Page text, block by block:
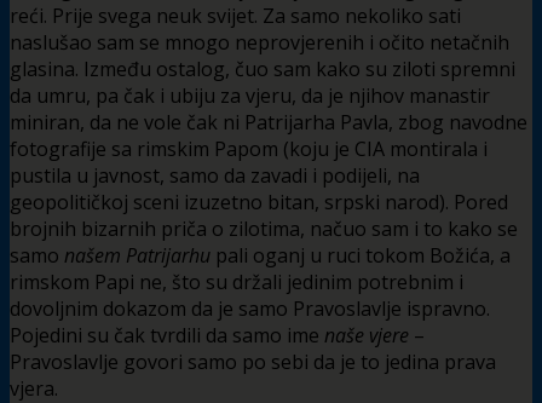
reći. Prije svega neuk svijet. Za samo nekoliko sati
naslušao sam se mnogo neprovjerenih i očito netačnih
glasina. Između ostalog, čuo sam kako su ziloti spremni
da umru, pa čak i ubiju za vjeru, da je njihov manastir
miniran, da ne vole čak ni Patrijarha Pavla, zbog navodne
fotografije sa rimskim Papom (koju je CIA montirala i
pustila u javnost, samo da zavadi i podijeli, na
geopolitičkoj sceni izuzetno bitan, srpski narod). Pored
brojnih bizarnih priča o zilotima, načuo sam i to kako se
samo našem Patrijarhu pali oganj u ruci tokom Božića, a
rimskom Papi ne, što su držali jedinim potrebnim i
dovoljnim dokazom da je samo Pravoslavlje ispravno.
Pojedini su čak tvrdili da samo ime naše vjere –
Pravoslavlje govori samo po sebi da je to jedina prava
vjera.